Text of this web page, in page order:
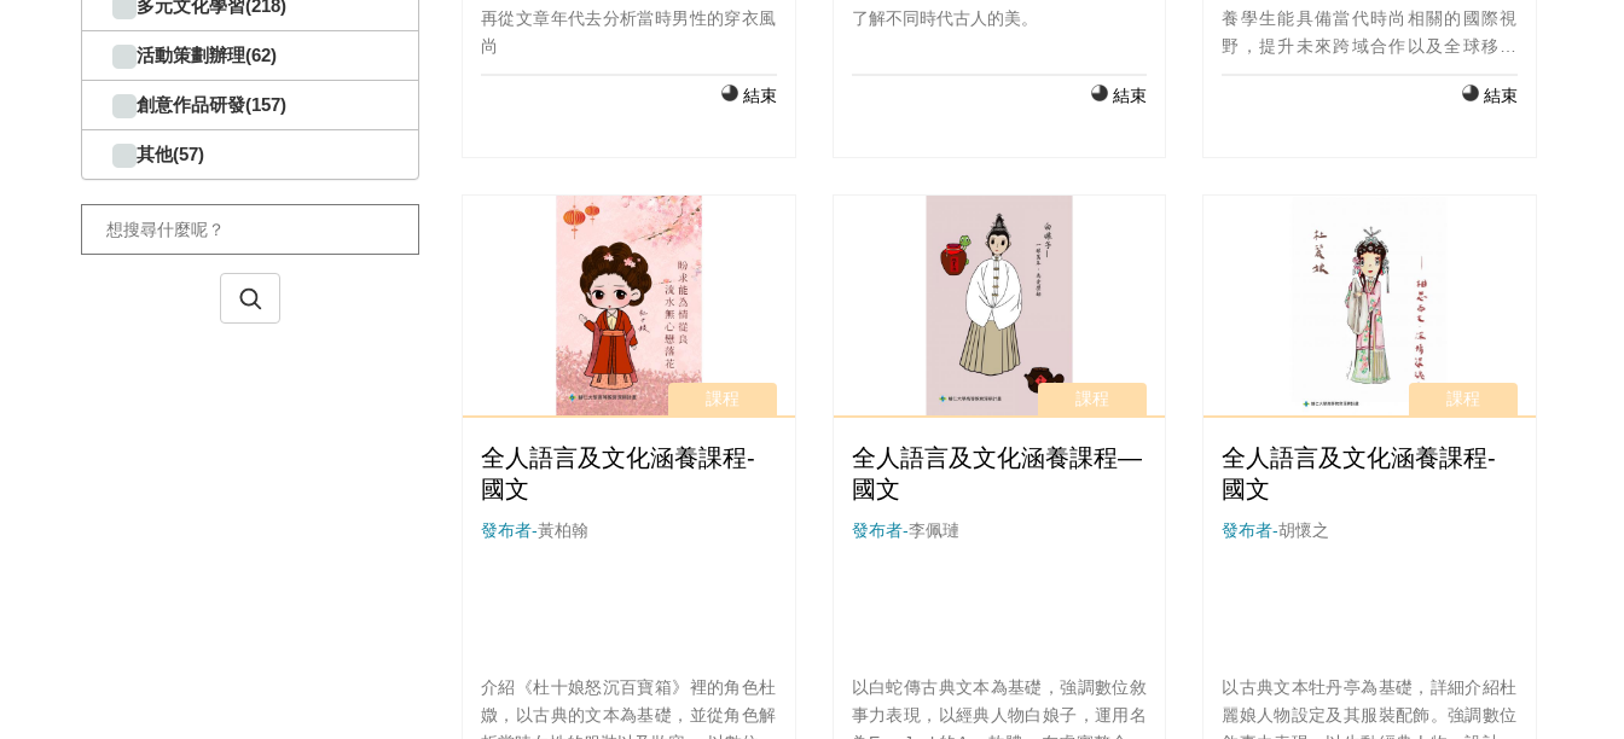
多元文化學習(218)
活動策劃辦理(62)
創意作品研發(157)
其他(57)
再從文章年代去分析當時男性的穿衣風
尚
結束
了解不同時代古人的美。
結束
養學生能具備當代時尚相關的國際視
野，提升未來跨域合作以及全球移動
面切入，透過延伸探討時尚的文化、創
祉。 五個敘事主軸分別從不同的構面切
入：有探索中國傳統的「旗袍優雅
學」；尋找「台灣的時尚文化在哪
裡」；或是分析「20s、40s與當代平模
Pose文化」；又或探討當代的「攝影˙
改變」；甚至從環境永續的概念出發，
探索「古法造紙-紙的迷思」。儘管研究
期時間稍有不足，導致製作完成的影帶
最後在瀏覽人次上無法有足夠的時間讓
更多人觀看過，也是未來值得再進一步
局，延伸開拓出另一番新境界。
結束
課程
全人語言及文化涵養課程-
國文
發布者-黃柏翰
介紹《杜十娘怒沉百寶箱》裡的角色杜
媺，以古典的文本為基礎，並從角色解
課程
全人語言及文化涵養課程—
國文
發布者-李佩璉
以白蛇傳古典文本為基礎，強調數位敘
事力表現，以經典人物白娘子，運用名
課程
全人語言及文化涵養課程-
國文
發布者-胡懷之
以古典文本牡丹亭為基礎，詳細介紹杜
麗娘人物設定及其服裝配飾。強調數位